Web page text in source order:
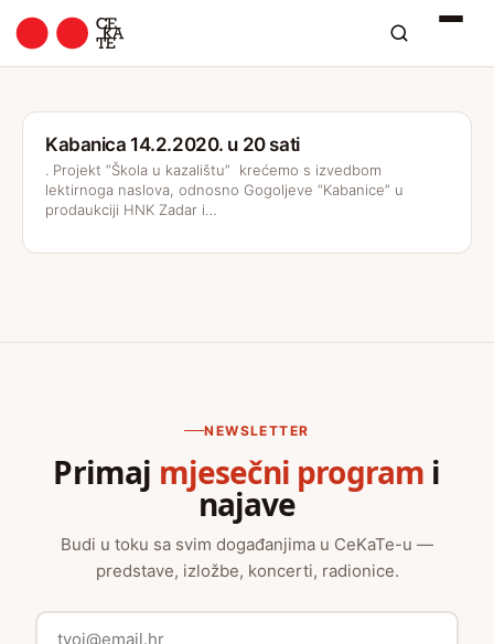
Kabanica 14.2.2020. u 20 sati
. Projekt “Škola u kazalištu” krećemo s izvedbom
lektirnoga naslova, odnosno Gogoljeve “Kabanice” u
prodaukciji HNK Zadar i…
NEWSLETTER
Primaj mjesečni program i
najave
Budi u toku sa svim događanjima u CeKaTe-u —
predstave, izložbe, koncerti, radionice.